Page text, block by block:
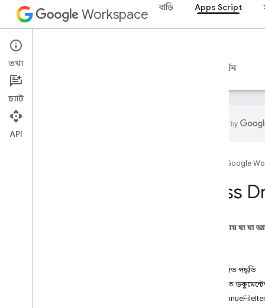
Workspace বাড়ি Apps Script
Apps Script
ওভারভিউ সমর্থন
Google
Class
এই পৃষ্ঠায় যা যা
অপ্রচলিত পদ্ধতি
বিস্তারিত
তথ্য
চ্যাট
API